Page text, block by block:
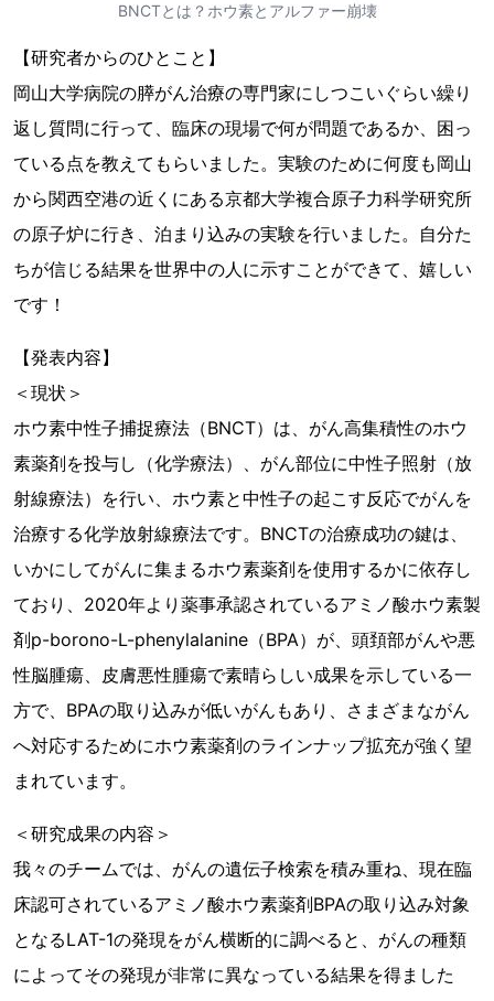
BNCTとは？ホウ素とアルファー崩壊
【研究者からのひとこと】
岡山大学病院の膵がん治療の専門家にしつこいぐらい繰り
返し質問に行って、臨床の現場で何が問題であるか、困っ
ている点を教えてもらいました。実験のために何度も岡山
から関西空港の近くにある京都大学複合原子力科学研究所
の原子炉に行き、泊まり込みの実験を行いました。自分た
ちが信じる結果を世界中の人に示すことができて、嬉しい
です！
【発表内容】
＜現状＞
ホウ素中性子捕捉療法（BNCT）は、がん高集積性のホウ
素薬剤を投与し（化学療法）、がん部位に中性子照射（放
射線療法）を行い、ホウ素と中性子の起こす反応でがんを
治療する化学放射線療法です。BNCTの治療成功の鍵は、
いかにしてがんに集まるホウ素薬剤を使用するかに依存し
ており、2020年より薬事承認されているアミノ酸ホウ素製
剤p-borono-L-phenylalanine（BPA）が、頭頚部がんや悪
性脳腫瘍、皮膚悪性腫瘍で素晴らしい成果を示している一
方で、BPAの取り込みが低いがんもあり、さまざまながん
へ対応するためにホウ素薬剤のラインナップ拡充が強く望
まれています。
＜研究成果の内容＞
我々のチームでは、がんの遺伝子検索を積み重ね、現在臨
床認可されているアミノ酸ホウ素薬剤BPAの取り込み対象
となるLAT-1の発現をがん横断的に調べると、がんの種類
によってその発現が非常に異なっている結果を得ました